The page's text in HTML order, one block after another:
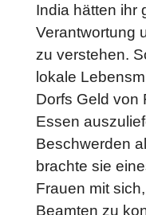
India hätten ihr
Verantwortung
zu verstehen.
lokale
Dorfs Geld von
Essen
Beschwerden
brachte sie
Frauen mit
Beamten zu